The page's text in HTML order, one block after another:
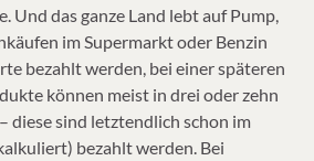
Und das ganze Land lebt auf Pump,
im Supermarkt oder Benzin
bezahlt werden, bei einer späteren
können meist in drei oder zehn
diese sind letztendlich schon im
bezahlt werden. Bei